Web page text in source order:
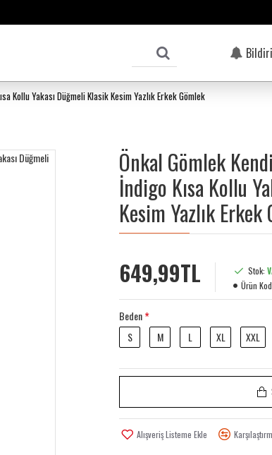
Kollu Yakası Düğmeli Klasik Kesim Yazlık Erkek Gömlek
Önkal Gömlek
İndigo Kısa Kollu
Kesim Yazlık Erkek
649,99TL
Stok:
Ürün
Beden
S
M L XL XXL
Alışveriş Listeme Ekle